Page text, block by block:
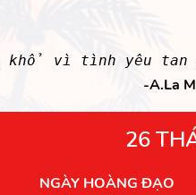
khổ vì tình yêu tan
-A.La
26
NGÀY HOÀNG ĐẠO